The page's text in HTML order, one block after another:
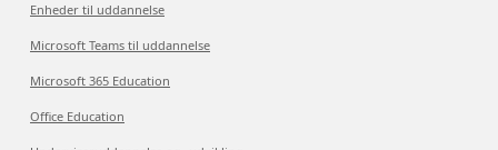
Enheder til uddannelse
Microsoft Teams til uddannelse
Microsoft 365 Education
Office Education